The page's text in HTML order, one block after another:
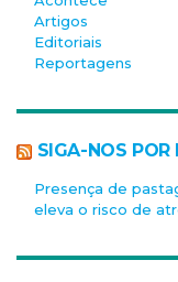
Artigos
Editoriais
Reportagens
SIGA-NOS POR
Presença de
eleva o risco de